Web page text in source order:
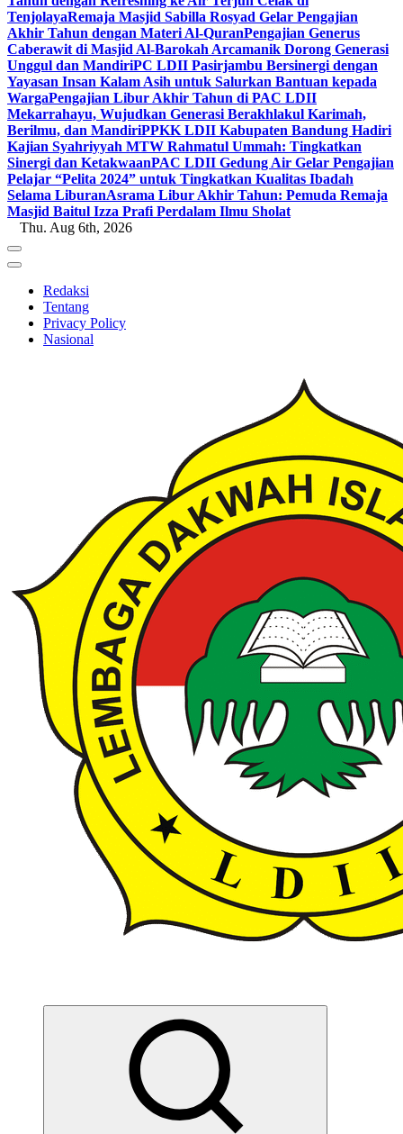
TenjolayaRemaja Masjid Sabilla Rosyad Gelar Pengajian
Akhir Tahun dengan Materi Al-QuranPengajian Generus
Caberawit di Masjid Al-Barokah Arcamanik Dorong Generasi
Unggul dan MandiriPC LDII Pasirjambu Bersinergi dengan
Yayasan Insan Kalam Asih untuk Salurkan Bantuan kepada
WargaPengajian Libur Akhir Tahun di PAC LDII
Mekarrahayu, Wujudkan Generasi Berakhlakul Karimah,
Berilmu, dan MandiriPPKK LDII Kabupaten Bandung Hadiri
Kajian Syahriyyah MTW Rahmatul Ummah: Tingkatkan
Sinergi dan KetakwaanPAC LDII Gedung Air Gelar Pengajian
Pelajar “Pelita 2024” untuk Tingkatkan Kualitas Ibadah
Selama LiburanAsrama Libur Akhir Tahun: Pemuda Remaja
Masjid Baitul Izza Prafi Perdalam Ilmu Sholat
Thu. Aug 6th, 2026
Redaksi
Tentang
Privacy Policy
Nasional